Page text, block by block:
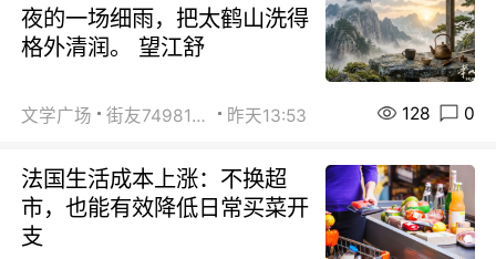
夜的一场细雨，把太鹤山洗得
格外清润。 望江舒
文学广场 街友74981146 昨天13:53 128 0
法国生活成本上涨：不换超
市，也能有效降低日常买菜开
支